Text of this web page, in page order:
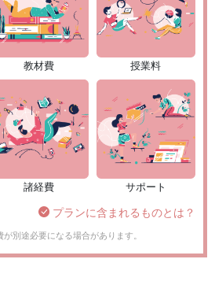
教材費 授業料
諸経費 サポート
プランに含まれるものとは？
別途必要になる場合があります。